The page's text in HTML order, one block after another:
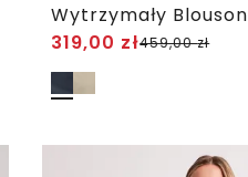
Wytrzymały Blouson
319,00 zł459,00zł